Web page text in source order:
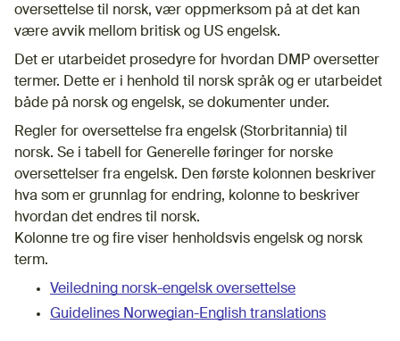
oversettelse til norsk, vær oppmerksom på at det kan
være avvik mellom britisk og US engelsk.
Det er utarbeidet prosedyre for hvordan DMP oversetter
termer. Dette er i henhold til norsk språk og er utarbeidet
både på norsk og engelsk, se dokumenter under.
Regler for oversettelse fra engelsk (Storbritannia) til
norsk. Se i tabell for Generelle føringer for norske
oversettelser fra engelsk. Den første kolonnen beskriver
hva som er grunnlag for endring, kolonne to beskriver
hvordan det endres til norsk.
Kolonne tre og fire viser henholdsvis engelsk og norsk
term.
Veiledning norsk-engelsk oversettelse
Guidelines Norwegian-English translations